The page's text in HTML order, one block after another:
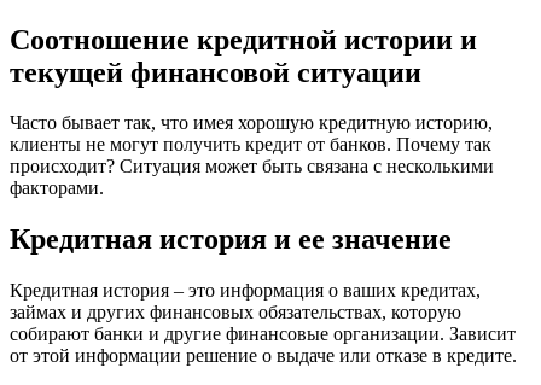
Соотношение кредитной истории и
текущей финансовой ситуации
Часто бывает так, что имея хорошую кредитную историю,
клиенты не могут получить кредит от банков. Почему так
происходит? Ситуация может быть связана с несколькими
факторами.
Кредитная история и ее значение
Кредитная история – это информация о ваших кредитах,
займах и других финансовых обязательствах, которую
собирают банки и другие финансовые организации. Зависит
от этой информации решение о выдаче или отказе в кредите.